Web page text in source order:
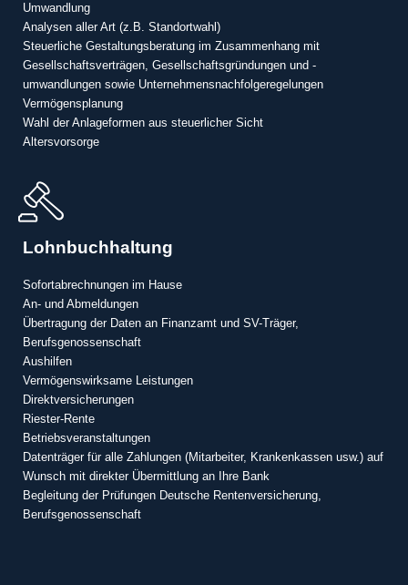
Umwandlung
Analysen aller Art (z.B. Standortwahl)
Steuerliche Gestaltungsberatung im Zusammenhang mit
Gesellschaftsverträgen, Gesellschaftsgründungen und -
umwandlungen sowie Unternehmensnachfolgeregelungen
Vermögensplanung
Wahl der Anlageformen aus steuerlicher Sicht
Altersvorsorge
Lohnbuchhaltung
Sofortabrechnungen im Hause
An- und Abmeldungen
Übertragung der Daten an Finanzamt und SV-Träger,
Berufsgenossenschaft
Aushilfen
Vermögenswirksame Leistungen
Direktversicherungen
Riester-Rente
Betriebsveranstaltungen
Datenträger für alle Zahlungen (Mitarbeiter, Krankenkassen usw.) auf
Wunsch mit direkter Übermittlung an Ihre Bank
Begleitung der Prüfungen Deutsche Rentenversicherung,
Berufsgenossenschaft